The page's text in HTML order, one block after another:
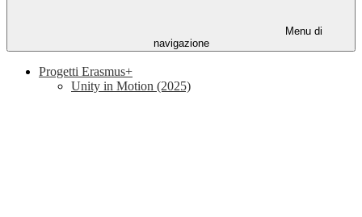
Menu di
navigazione
Progetti Erasmus+
Unity in Motion (2025)